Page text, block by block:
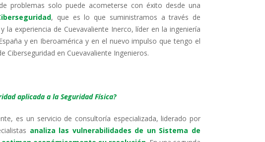
problemas solo puede acometerse con éxito desde una
, que es lo que suministramos a través de
la experiencia de Cuevavaliente Inerco, líder en la ingeniería
y en Iberoamérica y en el nuevo impulso que tengo el
Ciberseguridad en Cuevavaliente Ingenieros.
aplicada a la Seguridad Física?
es un servicio de consultoría especializada, liderado por
analiza las vulnerabilidades de un Sistema de